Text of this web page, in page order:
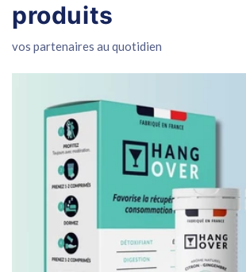
produits
vos partenaires au quotidien